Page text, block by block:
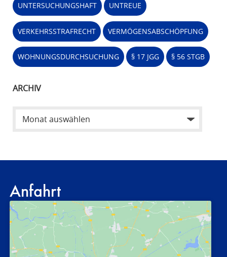
UNTERSUCHUNGSHAFT UNTREUE
VERKEHRSSTRAFRECHT VERMÖGENSABSCHÖPFUNG
WOHNUNGSDURCHSUCHUNG § 17 JGG § 56 STGB
ARCHIV
Anfahrt